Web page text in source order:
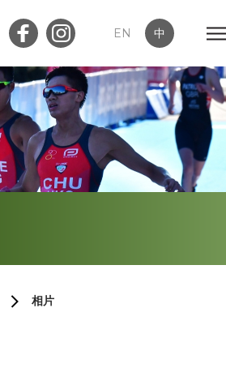
EN 中
屬會登入
首頁
相片